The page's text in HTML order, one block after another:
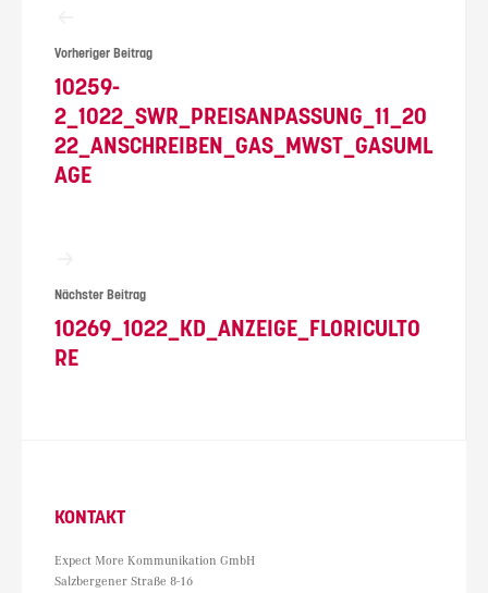
Vorheriger Beitrag
10259-
2_1022_SWR_PREISANPASSUNG_11_20
22_ANSCHREIBEN_GAS_MWST_GASUML
AGE
Nächster Beitrag
10269_1022_KD_ANZEIGE_FLORICULTO
RE
KONTAKT
Expect More Kommunikation GmbH
Salzbergener Straße 8-16